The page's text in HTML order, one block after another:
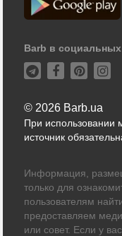
Barb в социальных
© 2026 Barb.ua
При использовании
источник
Информация,
только для
пользователям
предоставляем
или совет. Если у